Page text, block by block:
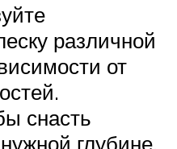
различной
от
снасть
глубине,